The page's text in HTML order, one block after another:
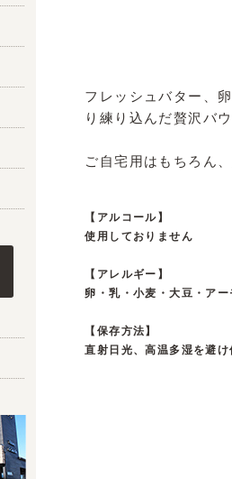
フレッシュバター、
り練り込んだ贅沢バ
ご自宅用はもちろん
【アルコール】
使用しておりません
【アレルギー】
卵・乳・小麦・大豆・アー
【保存方法】
直射日光、高温多湿を避け